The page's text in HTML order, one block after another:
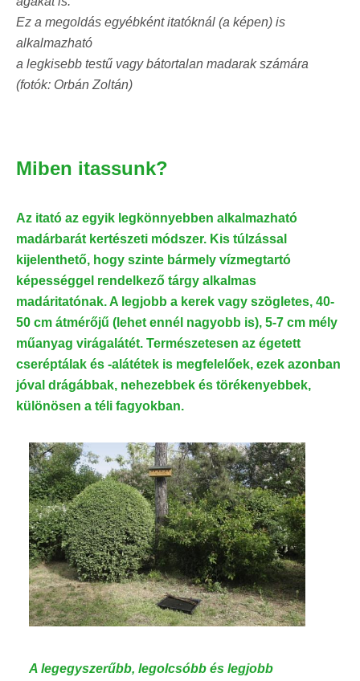
Ez a megoldás egyébként itatóknál (a képen) is
alkalmazható
a legkisebb testű vagy bátortalan madarak számára
(fotók: Orbán Zoltán)
Miben itassunk?
Az itató az egyik legkönnyebben alkalmazható
madárbarát kertészeti módszer. Kis túlzással
kijelenthető, hogy szinte bármely vízmegtartó
képességgel rendelkező tárgy alkalmas
madáritatónak. A legjobb a kerek vagy szögletes, 40-
50 cm átmérőjű (lehet ennél nagyobb is), 5-7 cm mély
műanyag virágalátét. Természetesen az égetett
cseréptálak és -alátétek is megfelelőek, ezek azonban
jóval drágábbak, nehezebbek és törékenyebbek,
különösen a téli fagyokban.
A legegyszerűbb, legolcsóbb és legjobb